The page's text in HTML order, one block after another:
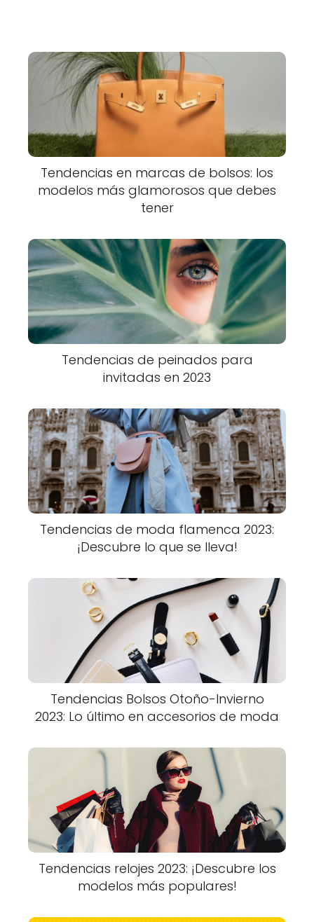
Tendencias en marcas de bolsos: los
modelos más glamorosos que debes
tener
Tendencias de peinados para
invitadas en 2023
Tendencias de moda flamenca 2023:
¡Descubre lo que se lleva!
Tendencias Bolsos Otoño-Invierno
2023: Lo último en accesorios de moda
Tendencias relojes 2023: ¡Descubre los
modelos más populares!